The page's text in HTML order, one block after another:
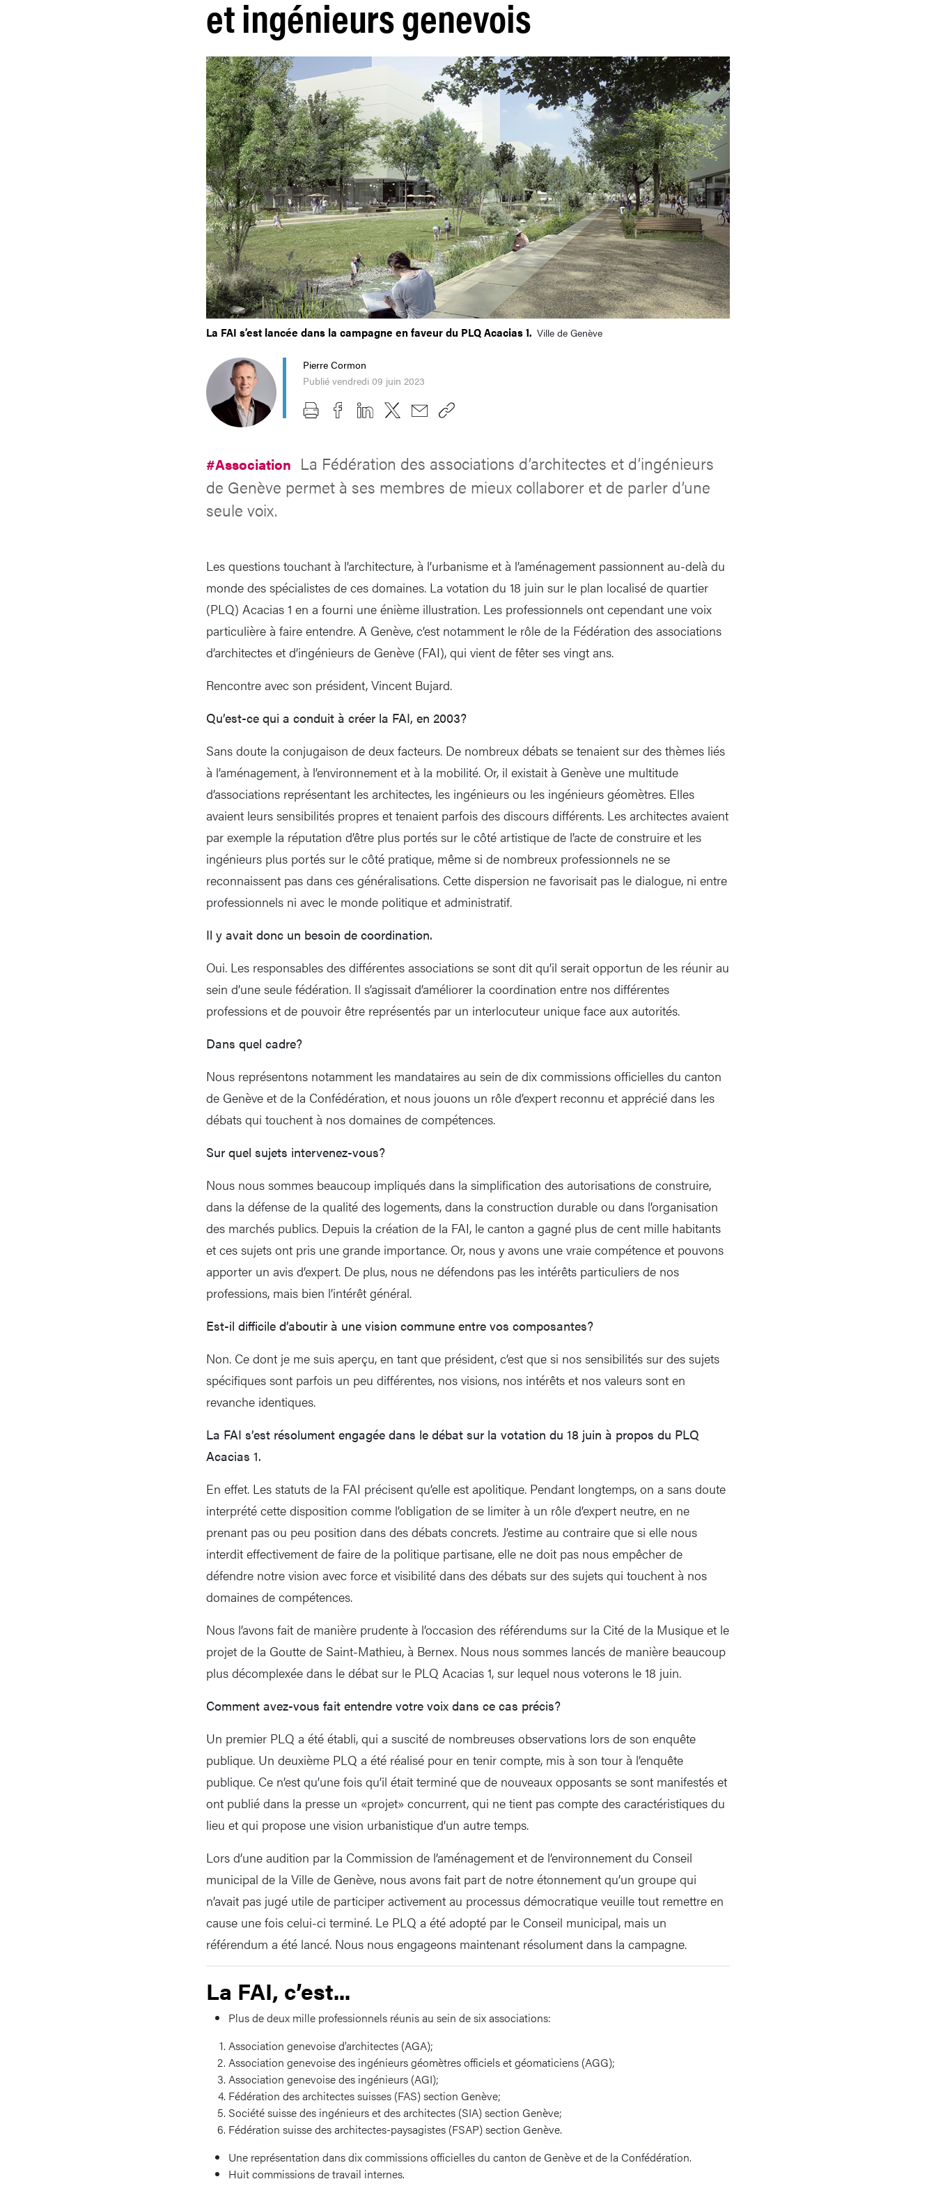
et ingénieurs genevois
La FAI s’est lancée dans la campagne en faveur du PLQ Acacias 1. Ville de Genève
Pierre Cormon
Publié vendredi 09 juin 2023
#Association La Fédération des associations d’architectes et d’ingénieurs
de Genève permet à ses membres de mieux collaborer et de parler d’une
seule voix.
Les questions touchant à l’architecture, à l’urbanisme et à l’aménagement passionnent au-delà du
monde des spécialistes de ces domaines. La votation du 18 juin sur le plan localisé de quartier
(PLQ) Acacias 1 en a fourni une énième illustration. Les professionnels ont cependant une voix
particulière à faire entendre. A Genève, c’est notamment le rôle de la Fédération des associations
d’architectes et d’ingénieurs de Genève (FAI), qui vient de fêter ses vingt ans.
Rencontre avec son président, Vincent Bujard.
Qu’est-ce qui a conduit à créer la FAI, en 2003?
Sans doute la conjugaison de deux facteurs. De nombreux débats se tenaient sur des thèmes liés
à l’aménagement, à l’environnement et à la mobilité. Or, il existait à Genève une multitude
d’associations représentant les architectes, les ingénieurs ou les ingénieurs géomètres. Elles
avaient leurs sensibilités propres et tenaient parfois des discours différents. Les architectes avaient
par exemple la réputation d’être plus portés sur le côté artistique de l’acte de construire et les
ingénieurs plus portés sur le côté pratique, même si de nombreux professionnels ne se
reconnaissent pas dans ces généralisations. Cette dispersion ne favorisait pas le dialogue, ni entre
professionnels ni avec le monde politique et administratif.
Il y avait donc un besoin de coordination.
Oui. Les responsables des différentes associations se sont dit qu’il serait opportun de les réunir au
sein d’une seule fédération. Il s’agissait d’améliorer la coordination entre nos différentes
professions et de pouvoir être représentés par un interlocuteur unique face aux autorités.
Dans quel cadre?
Nous représentons notamment les mandataires au sein de dix commissions officielles du canton
de Genève et de la Confédération, et nous jouons un rôle d’expert reconnu et apprécié dans les
débats qui touchent à nos domaines de compétences.
Sur quel sujets intervenez-vous?
Nous nous sommes beaucoup impliqués dans la simplification des autorisations de construire,
dans la défense de la qualité des logements, dans la construction durable ou dans l’organisation
des marchés publics. Depuis la création de la FAI, le canton a gagné plus de cent mille habitants
et ces sujets ont pris une grande importance. Or, nous y avons une vraie compétence et pouvons
apporter un avis d’expert. De plus, nous ne défendons pas les intérêts particuliers de nos
professions, mais bien l’intérêt général.
Est-il difficile d’aboutir à une vision commune entre vos composantes?
Non. Ce dont je me suis aperçu, en tant que président, c’est que si nos sensibilités sur des sujets
spécifiques sont parfois un peu différentes, nos visions, nos intérêts et nos valeurs sont en
revanche identiques.
La FAI s’est résolument engagée dans le débat sur la votation du 18 juin à propos du PLQ
Acacias 1.
En effet. Les statuts de la FAI précisent qu’elle est apolitique. Pendant longtemps, on a sans doute
interprété cette disposition comme l’obligation de se limiter à un rôle d’expert neutre, en ne
prenant pas ou peu position dans des débats concrets. J’estime au contraire que si elle nous
interdit effectivement de faire de la politique partisane, elle ne doit pas nous empêcher de
défendre notre vision avec force et visibilité dans des débats sur des sujets qui touchent à nos
domaines de compétences.
Nous l’avons fait de manière prudente à l’occasion des référendums sur la Cité de la Musique et le
projet de la Goutte de Saint-Mathieu, à Bernex. Nous nous sommes lancés de manière beaucoup
plus décomplexée dans le débat sur le PLQ Acacias 1, sur lequel nous voterons le 18 juin.
Comment avez-vous fait entendre votre voix dans ce cas précis?
Un premier PLQ a été établi, qui a suscité de nombreuses observations lors de son enquête
publique. Un deuxième PLQ a été réalisé pour en tenir compte, mis à son tour à l’enquête
publique. Ce n’est qu’une fois qu’il était terminé que de nouveaux opposants se sont manifestés et
ont publié dans la presse un «projet» concurrent, qui ne tient pas compte des caractéristiques du
lieu et qui propose une vision urbanistique d’un autre temps.
Lors d’une audition par la Commission de l’aménagement et de l’environnement du Conseil
municipal de la Ville de Genève, nous avons fait part de notre étonnement qu’un groupe qui
n’avait pas jugé utile de participer activement au processus démocratique veuille tout remettre en
cause une fois celui-ci terminé. Le PLQ a été adopté par le Conseil municipal, mais un
référendum a été lancé. Nous nous engageons maintenant résolument dans la campagne.
La FAI, c’est...
Plus de deux mille professionnels réunis au sein de six associations:
Association genevoise d’architectes (AGA);
Association genevoise des ingénieurs géomètres officiels et géomaticiens (AGG);
Association genevoise des ingénieurs (AGI);
Fédération des architectes suisses (FAS) section Genève;
Société suisse des ingénieurs et des architectes (SIA) section Genève;
Fédération suisse des architectes-paysagistes (FSAP) section Genève.
Une représentation dans dix commissions officielles du canton de Genève et de la Confédération.
Huit commissions de travail internes.